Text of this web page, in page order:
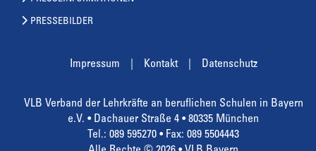
PRESSEBILDER
Impressum Kontakt Datenschutz
VLB Verband der Lehrkräfte an beruflichen Schulen in Bayern
e.V. • Dachauer Straße 4 • 80335 München
Tel.: 089 595270 • Fax: 089 5504443